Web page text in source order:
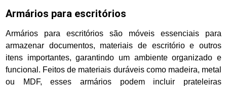
Armários para escritórios
Armários para escritórios são móveis essenciais para
armazenar documentos, materiais de escritório e outros
itens importantes, garantindo um ambiente organizado e
funcional. Feitos de materiais duráveis como madeira, metal
ou MDF, esses armários podem incluir prateleiras